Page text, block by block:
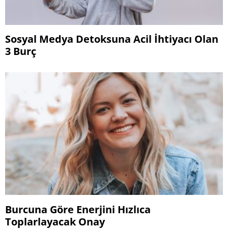
Sosyal Medya Detoksuna Acil İhtiyacı Olan
3 Burç
Burcuna Göre Enerjini Hızlıca
Toplarlayacak Onay